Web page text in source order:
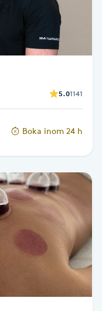
5.01141
Boka inom 24 h